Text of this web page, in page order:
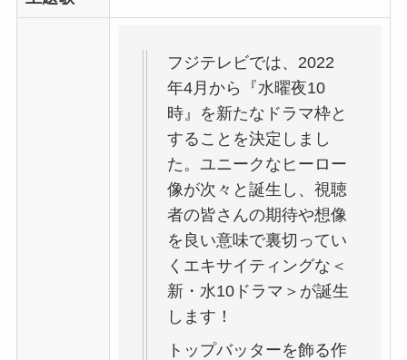
フジテレビでは、2022
年4月から『水曜夜10
時』を新たなドラマ枠と
することを決定しまし
た。ユニークなヒーロー
像が次々と誕生し、視聴
者の皆さんの期待や想像
を良い意味で裏切ってい
くエキサイティングな＜
新・水10ドラマ＞が誕生
します！
トップバッターを飾る作